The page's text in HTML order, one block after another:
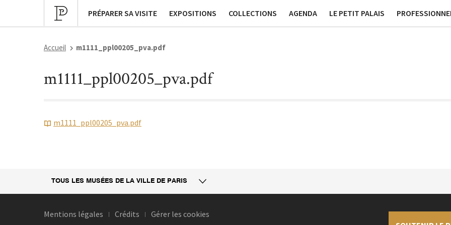
PRÉPARER SA VISITE
Programmation culturelleEXPOSITIONS
Expositions passéesCOLLECTIONS
Publications
AGENDA LE PETIT PALAIS
Contact générique
Tournage et
Accueil m1111_ppl00205_pva.pdf
m1111_ppl00205_pva.pdf
m1111_ppl00205_pva.pdf
TOUS LES MUSÉES DE LA VILLE DE PARIS
Mentions légales Crédits Gérer les cookies